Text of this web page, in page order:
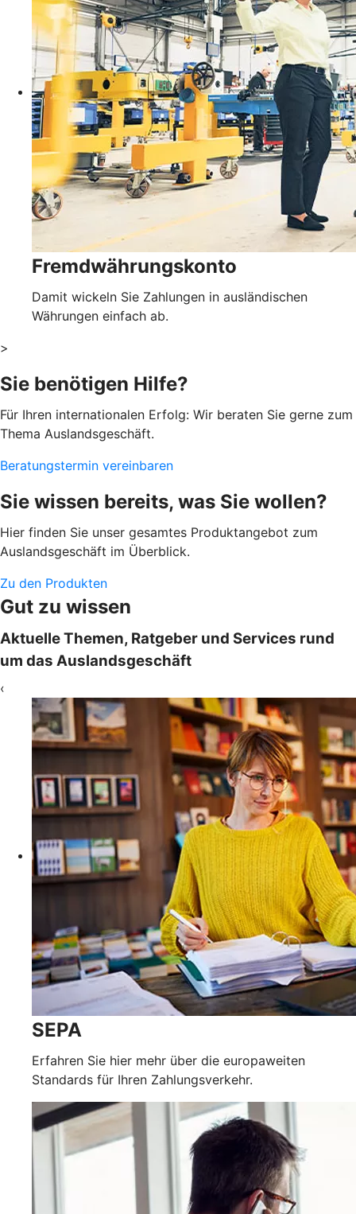
Fremdwährungskonto
Damit wickeln Sie Zahlungen in ausländischen
Währungen einfach ab.
>
Sie benötigen Hilfe?
Für Ihren internationalen Erfolg: Wir beraten Sie gerne zum
Thema Auslandsgeschäft.
Beratungstermin vereinbaren
Sie wissen bereits, was Sie wollen?
Hier finden Sie unser gesamtes Produktangebot zum
Auslandsgeschäft im Überblick.
Zu den Produkten
Gut zu wissen
Aktuelle Themen, Ratgeber und Services rund
um das Auslandsgeschäft
‹
SEPA
Erfahren Sie hier mehr über die europaweiten
Standards für Ihren Zahlungsverkehr.